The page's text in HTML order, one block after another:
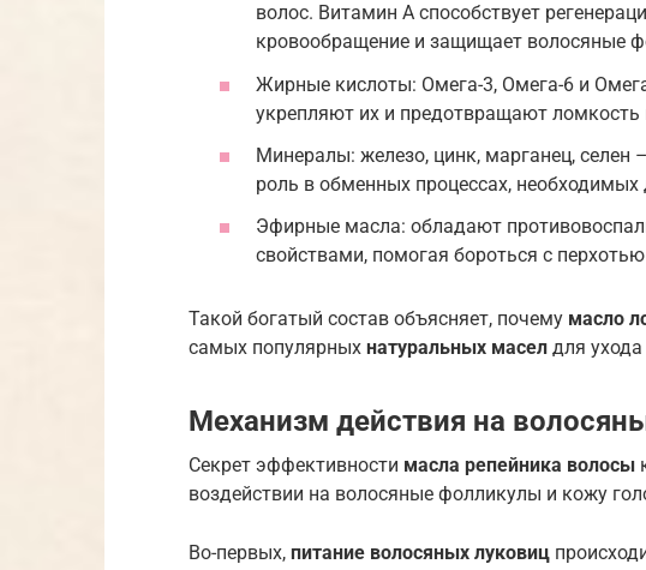
волос. Витамин A способствует
кровообращение и защищает волосяные
Жирные кислоты: Омега-3, Омега-6 и
укрепляют их и предотвращают ломкость
Минералы: железо, цинк, марганец,
роль в обменных процессах, необходимых
Эфирные масла: обладают
свойствами, помогая бороться с
Такой богатый состав объясняет, почему масло
самых популярных натуральных масел для
Механизм действия на
Секрет эффективности масла репейника волосы
воздействии на волосяные фолликулы и кожу
Во-первых, питание волосяных луковиц